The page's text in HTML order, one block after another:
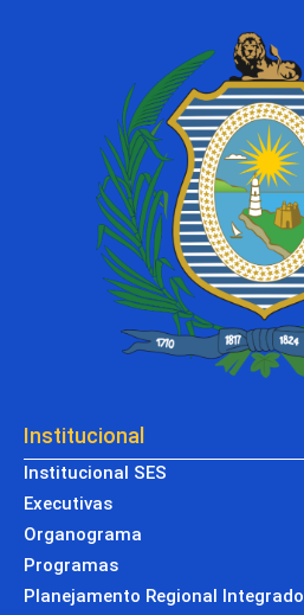
Institucional
Institucional SES
Executivas
Organograma
Programas
Planejamento Regional Integrado